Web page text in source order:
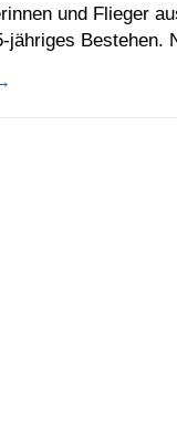
und Flieger
jähriges Bestehen.